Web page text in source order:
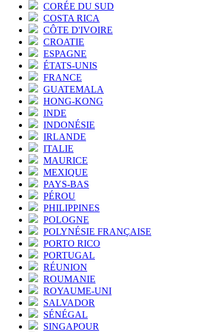
CORÉE DU SUD
COSTA RICA
CÔTE D'IVOIRE
CROATIE
ESPAGNE
ÉTATS-UNIS
FRANCE
GUATEMALA
HONG-KONG
INDE
INDONÉSIE
IRLANDE
ITALIE
MAURICE
MEXIQUE
PAYS-BAS
PÉROU
PHILIPPINES
POLOGNE
POLYNÉSIE FRANÇAISE
PORTO RICO
PORTUGAL
RÉUNION
ROUMANIE
ROYAUME-UNI
SALVADOR
SÉNÉGAL
SINGAPOUR